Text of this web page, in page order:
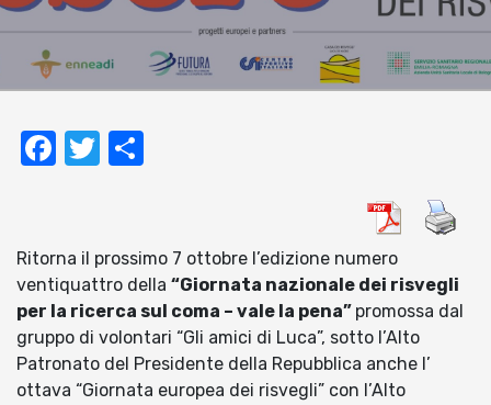
Facebook
Twitter
Ritorna il prossimo 7 ottobre l’edizione numero
ventiquattro della “Giornata nazionale dei risvegli
per la ricerca sul coma – vale la pena” promossa dal
gruppo di volontari “Gli amici di Luca”, sotto l’Alto
Patronato del Presidente della Repubblica anche l’
ottava “Giornata europea dei risvegli” con l’Alto